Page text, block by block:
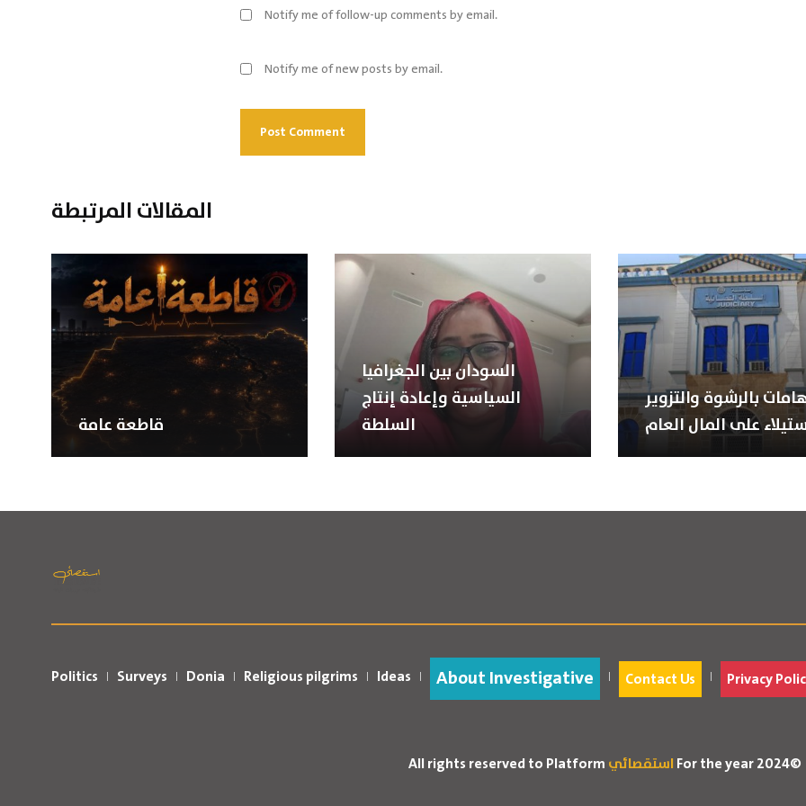
Notify me of follow-up comments by email.
Notify me of new posts by email.
المقالات المرتبطة
قاطعة عامة
السودان بين الجغرافيا
السياسية وإعادة إنتاج
السلطة
بالرشوة والتزوير
على المال العام
Politics Surveys Donia Religious pilgrims Ideas About Investigative Contact Us Privacy
All rights reserved to PlatformاستقصائيFor the year 2024©